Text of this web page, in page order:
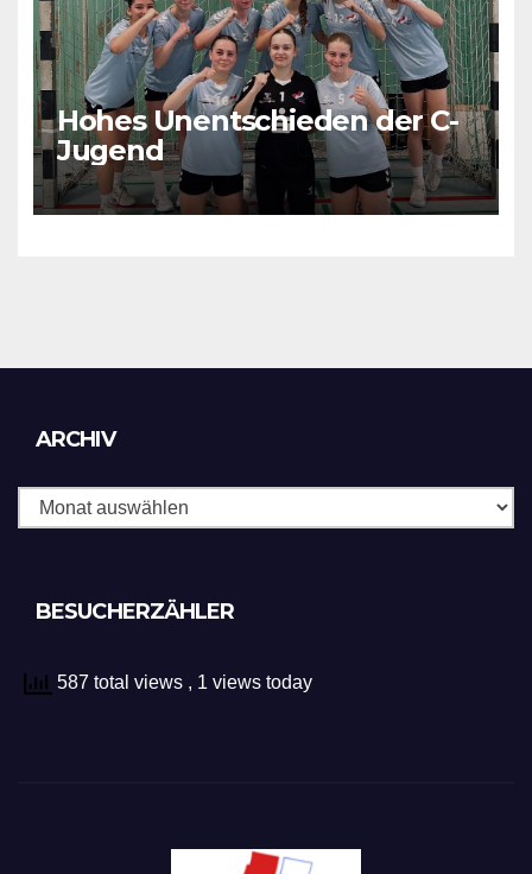
Hohes Unentschieden der C-
Jugend
ARCHIV
BESUCHERZÄHLER
587 total views , 1 views today